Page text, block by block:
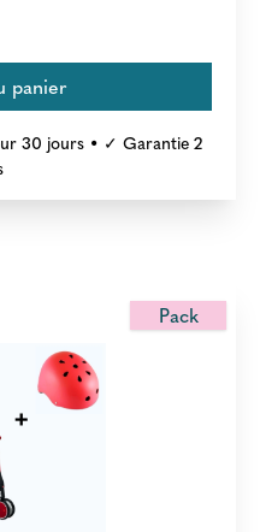
30 jours • ✓ Garantie 2
Pack